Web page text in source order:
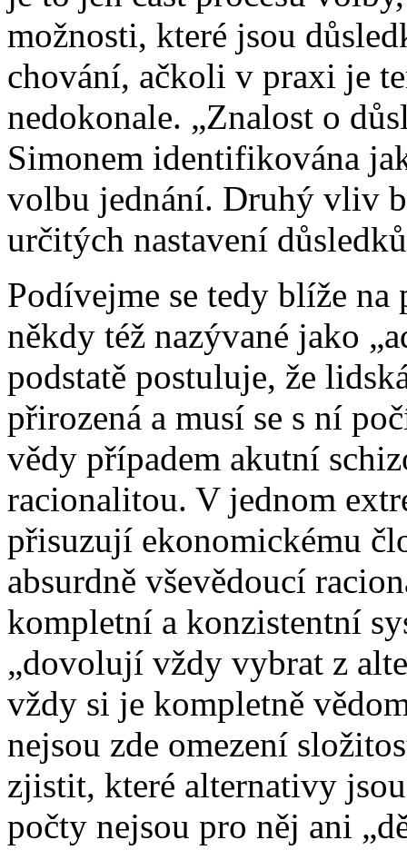
možnosti, které jsou
chování, ačkoli v praxi je
nedokonale. „Znalost o
Simonem identifikována
volbu jednání. Druhý vliv
určitých nastavení
Podívejme se tedy blíže na
někdy též nazývané jako
podstatě postuluje, že
přirozená a musí se s ní
vědy případem akutní
racionalitou. V jednom
přisuzují ekonomickému
absurdně vševědoucí
kompletní a konzistentní
„dovolují vždy vybrat z
vždy si je kompletně
nejsou zde omezení
zjistit, které alternativy
počty nejsou pro něj ani